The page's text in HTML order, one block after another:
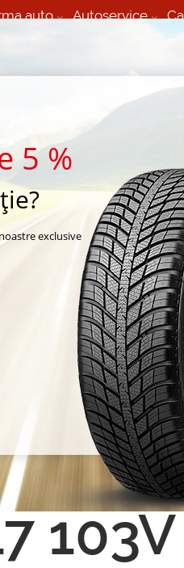
auto Autoservice
ContiWinterContact TS 790 235/55
103V
5 %
exclusive